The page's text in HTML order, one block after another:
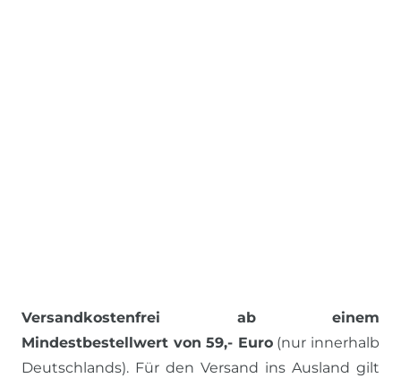
Versandkostenfrei ab einem
Mindestbestellwert von 59,- Euro(nur innerhalb
Deutschlands). Für den Versand ins Ausland gilt